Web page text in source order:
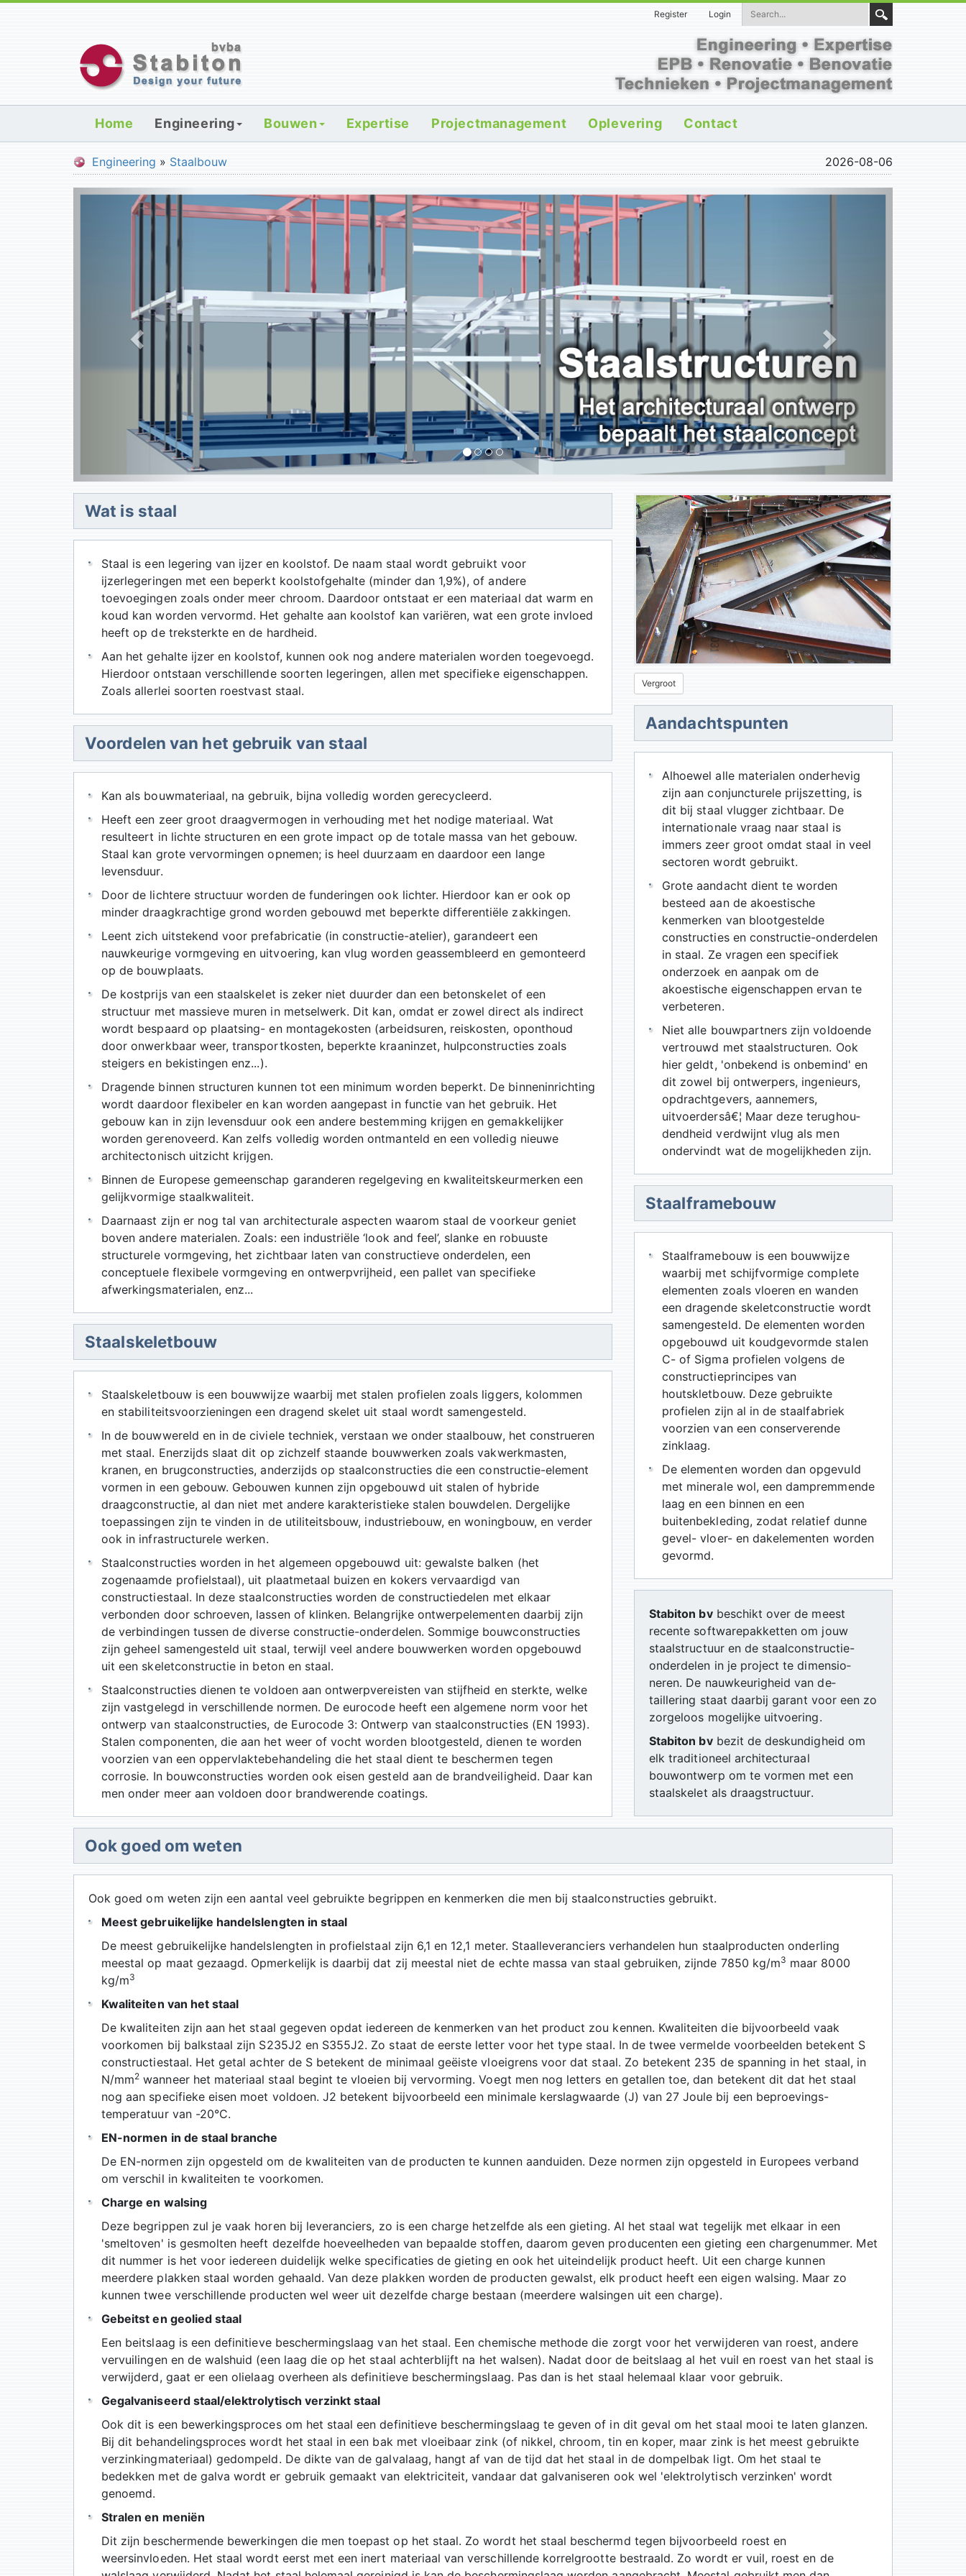
Register Login
Home Engineering Bouwen Expertise Projectmanagement Oplevering Contact
Engineering » Staalbouw 2026-08-06
P
r
e
N
Wat is staal
Staal is een legering van ijzer en koolstof. De naam staal wordt gebruikt voor
ijzerlegeringen met een beperkt koolstofgehalte (minder dan 1,9%), of andere
toevoegingen zoals onder meer chroom. Daardoor ontstaat er een materiaal dat warm en
koud kan worden vervormd. Het gehalte aan koolstof kan variëren, wat een grote invloed
heeft op de treksterkte en de hardheid.
Aan het gehalte ijzer en koolstof, kunnen ook nog andere materialen worden toegevoegd.
Hierdoor ontstaan verschillende soorten legeringen, allen met specifieke eigenschappen.
Zoals allerlei soorten roestvast staal.
Voordelen van het gebruik van staal
Kan als bouwmateriaal, na gebruik, bijna volledig worden gerecycleerd.
Heeft een zeer groot draagvermogen in verhouding met het nodige materiaal. Wat
resulteert in lichte structuren en een grote impact op de totale massa van het gebouw.
Staal kan grote vervormingen opnemen; is heel duurzaam en daardoor een lange
levensduur.
Door de lichtere structuur worden de funderingen ook lichter. Hierdoor kan er ook op
minder draagkrachtige grond worden gebouwd met beperkte differentiële zakkingen.
Leent zich uitstekend voor prefabricatie (in constructie-atelier), garandeert een
nauwkeurige vormgeving en uitvoering, kan vlug worden geassembleerd en gemonteerd
op de bouwplaats.
De kostprijs van een staalskelet is zeker niet duurder dan een betonskelet of een
structuur met massieve muren in metselwerk. Dit kan, omdat er zowel direct als indirect
wordt bespaard op plaatsing- en montagekosten (arbeidsuren, reiskosten, oponthoud
door onwerkbaar weer, transportkosten, beperkte kraaninzet, hulpconstructies zoals
steigers en bekistingen enz...).
Dragende binnen structuren kunnen tot een minimum worden beperkt. De binneninrichting
wordt daardoor flexibeler en kan worden aangepast in functie van het gebruik. Het
gebouw kan in zijn levensduur ook een andere bestemming krijgen en gemakkelijker
worden gerenoveerd. Kan zelfs volledig worden ontmanteld en een volledig nieuwe
architectonisch uitzicht krijgen.
Binnen de Europese gemeenschap garanderen regelgeving en kwaliteitskeurmerken een
gelijkvormige staalkwaliteit.
Daarnaast zijn er nog tal van architecturale aspecten waarom staal de voorkeur geniet
boven andere materialen. Zoals: een industriële ‘look and feel’, slanke en robuuste
structurele vormgeving, het zichtbaar laten van constructieve onderdelen, een
conceptuele flexibele vormgeving en ontwerpvrijheid, een pallet van specifieke
afwerkingsmaterialen, enz...
Staalskeletbouw
Staalskeletbouw is een bouwwijze waarbij met stalen profielen zoals liggers, kolommen
en stabiliteitsvoorzieningen een dragend skelet uit staal wordt samengesteld.
In de bouwwereld en in de civiele techniek, verstaan we onder staalbouw, het construeren
met staal. Enerzijds slaat dit op zichzelf staande bouwwerken zoals vakwerkmasten,
kranen, en brugconstructies, anderzijds op staalconstructies die een constructie-element
vormen in een gebouw. Gebouwen kunnen zijn opgebouwd uit stalen of hybride
draagconstructie, al dan niet met andere karakteristieke stalen bouwdelen. Dergelijke
toepassingen zijn te vinden in de utiliteitsbouw, industriebouw, en woningbouw, en verder
ook in infrastructurele werken.
Staalconstructies worden in het algemeen opgebouwd uit: gewalste balken (het
zogenaamde profielstaal), uit plaatmetaal buizen en kokers vervaardigd van
constructiestaal. In deze staalconstructies worden de constructiedelen met elkaar
verbonden door schroeven, lassen of klinken. Belangrijke ontwerpelementen daarbij zijn
de verbindingen tussen de diverse constructie-onderdelen. Sommige bouwconstructies
zijn geheel samengesteld uit staal, terwijl veel andere bouwwerken worden opgebouwd
uit een skeletconstructie in beton en staal.
Staalconstructies dienen te voldoen aan ontwerpvereisten van stijfheid en sterkte, welke
zijn vastgelegd in verschillende normen. De eurocode heeft een algemene norm voor het
ontwerp van staalconstructies, de Eurocode 3: Ontwerp van staalconstructies (EN 1993).
Stalen componenten, die aan het weer of vocht worden blootgesteld, dienen te worden
voorzien van een oppervlaktebehandeling die het staal dient te beschermen tegen
corrosie. In bouwconstructies worden ook eisen gesteld aan de brandveiligheid. Daar kan
men onder meer aan voldoen door brandwerende coatings.
Vergroot
Aandachtspunten
Alhoewel alle materialen onderhevig
zijn aan conjuncturele prijszetting, is
dit bij staal vlugger zichtbaar. De
internationale vraag naar staal is
immers zeer groot omdat staal in veel
sectoren wordt gebruikt.
Grote aandacht dient te worden
besteed aan de akoestische
kenmerken van blootgestelde
constructies en constructie-onderdelen
in staal. Ze vragen een specifiek
onderzoek en aanpak om de
akoestische eigenschappen ervan te
verbeteren.
Niet alle bouwpartners zijn voldoende
vertrouwd met staalstructuren. Ook
hier geldt, 'onbekend is onbemind' en
dit zowel bij ontwerpers, ingenieurs,
opdrachtgevers, aannemers,
uitvoerdersâ€¦ Maar deze terughou­
dendheid verdwijnt vlug als men
ondervindt wat de mogelijkheden zijn.
Staalframebouw
Staalframebouw is een bouwwijze
waarbij met schijfvormige complete
elementen zoals vloeren en wanden
een dragende skeletconstructie wordt
samengesteld. De elementen worden
opgebouwd uit koudgevormde stalen
C- of Sigma profielen volgens de
constructieprincipes van
houtskletbouw. Deze gebruikte
profielen zijn al in de staalfabriek
voorzien van een conserverende
zinklaag.
De elementen worden dan opgevuld
met minerale wol, een dampremmende
laag en een binnen en een
buitenbekleding, zodat relatief dunne
gevel- vloer- en dakelementen worden
gevormd.
Stabiton bvbeschikt over de meest
recente softwarepakketten om jouw
staalstructuur en de staalconstructie-
onderdelen in je project te dimensio­
neren. De nauwkeurigheid van de­
taillering staat daarbij garant voor een zo
zorgeloos mogelijke uitvoe­ring.
Stabiton bvbezit de deskundigheid om
elk traditioneel architecturaal
bouwontwerp om te vormen met een
staalskelet als draagstructuur.
Ook goed om weten
Ook goed om weten zijn een aantal veel gebruikte begrippen en kenmerken die men bij staalconstructies gebruikt.
Meest gebruikelijke handelslengten in staal
De meest gebruikelijke handelslengten in profielstaal zijn 6,1 en 12,1 meter. Staalleveranciers verhandelen hun staalproducten onderling
meestal op maat gezaagd. Opmerkelijk is daarbij dat zij meestal niet de echte massa van staal gebruiken, zijnde 7850 kg/m3 maar 8000
kg/m3
Kwaliteiten van het staal
De kwaliteiten zijn aan het staal gegeven opdat iedereen de kenmerken van het product zou kennen. Kwaliteiten die bijvoorbeeld vaak
voorkomen bij balkstaal zijn S235J2 en S355J2. Zo staat de eerste letter voor het type staal. In de twee vermelde voorbeelden betekent S
constructiestaal. Het getal achter de S betekent de minimaal geëiste vloeigrens voor dat staal. Zo betekent 235 de spanning in het staal, in
N/mm2 wanneer het materiaal staal begint te vloeien bij vervorming. Voegt men nog letters en getallen toe, dan betekent dit dat het staal
nog aan specifieke eisen moet voldoen. J2 betekent bijvoorbeeld een minimale kerslagwaarde (J) van 27 Joule bij een beproevings-
temperatuur van -20°C.
EN-normen in de staal branche
De EN-normen zijn opgesteld om de kwaliteiten van de producten te kunnen aanduiden. Deze normen zijn opgesteld in Europees verband
om verschil in kwaliteiten te voorkomen.
Charge en walsing
Deze begrippen zul je vaak horen bij leveranciers, zo is een charge hetzelfde als een gieting. Al het staal wat tegelijk met elkaar in een
'smeltoven' is gesmolten heeft dezelfde hoeveelheden van bepaalde stoffen, daarom geven producenten een gieting een chargenummer. Met
dit nummer is het voor iedereen duidelijk welke specificaties de gieting en ook het uiteindelijk product heeft. Uit een charge kunnen
meerdere plakken staal worden gehaald. Van deze plakken worden de producten gewalst, elk product heeft een eigen walsing. Maar zo
kunnen twee verschillende producten wel weer uit dezelfde charge bestaan (meerdere walsingen uit een charge).
Gebeitst en geolied staal
Een beitslaag is een definitieve beschermingslaag van het staal. Een chemische methode die zorgt voor het verwijderen van roest, andere
vervuilingen en de walshuid (een laag die op het staal achterblijft na het walsen). Nadat door de beitslaag al het vuil en roest van het staal is
verwijderd, gaat er een olielaag overheen als definitieve beschermingslaag. Pas dan is het staal helemaal klaar voor gebruik.
Gegalvaniseerd staal/elektrolytisch verzinkt staal
Ook dit is een bewerkingsproces om het staal een definitieve beschermingslaag te geven of in dit geval om het staal mooi te laten glanzen.
Bij dit behandelingsproces wordt het staal in een bak met vloeibaar zink (of nikkel, chroom, tin en koper, maar zink is het meest gebruikte
verzinkingmateriaal) gedompeld. De dikte van de galvalaag, hangt af van de tijd dat het staal in de dompelbak ligt. Om het staal te
bedekken met de galva wordt er gebruik gemaakt van elektriciteit, vandaar dat galvaniseren ook wel 'elektrolytisch verzinken' wordt
genoemd.
Stralen en meniën
Dit zijn beschermende bewerkingen die men toepast op het staal. Zo wordt het staal beschermd tegen bijvoorbeeld roest en
weersinvloeden. Het staal wordt eerst met een inert materiaal van verschillende korrelgrootte bestraald. Zo wordt er vuil, roest en de